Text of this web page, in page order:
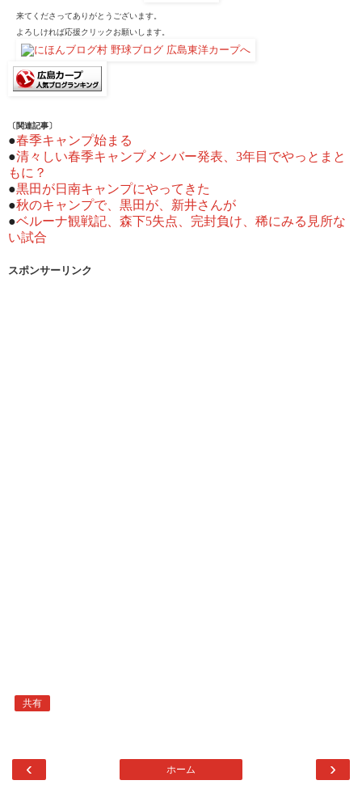
来てくださってありがとうございます。
よろしければ応援クリックお願いします。
〔関連記事〕
●春季キャンプ始まる
●清々しい春季キャンプメンバー発表、3年目でやっとまと
もに？
●黒田が日南キャンプにやってきた
●秋のキャンプで、黒田が、新井さんが
●ベルーナ観戦記、森下5失点、完封負け、稀にみる見所な
い試合
スポンサーリンク
共有
‹ ›
ホーム